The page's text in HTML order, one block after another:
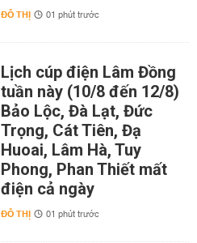
ĐÔ THỊ 01 phút trước
Lịch cúp điện Lâm Đồng
tuần này (10/8 đến 12/8)
Bảo Lộc, Đà Lạt, Đức
Trọng, Cát Tiên, Đạ
Huoai, Lâm Hà, Tuy
Phong, Phan Thiết mất
điện cả ngày
ĐÔ THỊ 01 phút trước